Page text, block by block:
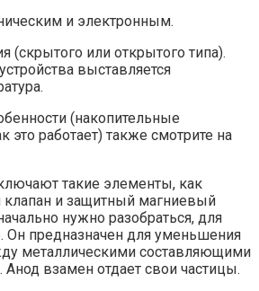
и электронным.
(скрытого или открытого типа).
выставляется
(накопительные
это работает) также смотрите на
такие элементы, как
клапан и защитный магниевый
нужно разобраться, для
Он предназначен для уменьшения
металлическими составляющими
Анод взамен отдает свои частицы.